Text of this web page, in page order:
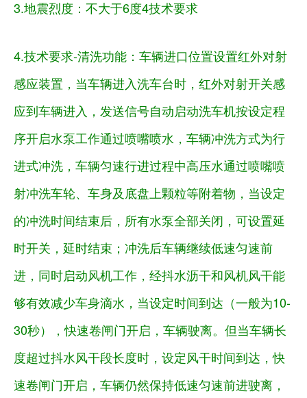
3.地震烈度：不大于6度4技术要求
4.技术要求-清洗功能： 车辆进口位置设置红外对射
感应装置，当车辆进入洗车台时，红外对射开关感
应到车辆进入，发送信号自动启动洗车机按设定程
序开启水泵工作通过喷嘴喷水，车辆冲洗方式为行
进式冲洗，车辆匀速行进过程中高压水通过喷嘴喷
射冲洗车轮、车身及底盘上颗粒等附着物，当设定
的冲洗时间结束后，所有水泵全部关闭，可设置延
时开关，延时结束；冲洗后车辆继续低速匀速前
进，同时启动风机工作，经抖水沥干和风机风干能
够有效减少车身滴水，当设定时间到达（一般为10-
30秒），快速卷闸门开启，车辆驶离。但当车辆长
度超过抖水风干段长度时，设定风干时间到达，快
速卷闸门开启，车辆仍然保持低速匀速前进驶离，